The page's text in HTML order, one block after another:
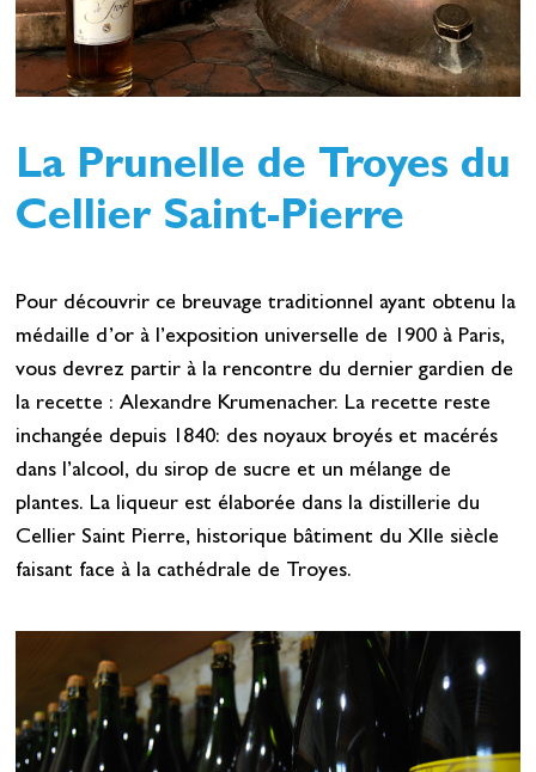
La Prunelle de Troyes du
Cellier Saint-Pierre
Pour découvrir ce breuvage traditionnel ayant obtenu la
médaille d’or à l’exposition universelle de 1900 à Paris,
vous devrez partir à la rencontre du dernier gardien de
la recette : Alexandre Krumenacher. La recette reste
inchangée depuis 1840: des noyaux broyés et macérés
dans l’alcool, du sirop de sucre et un mélange de
plantes. La liqueur est élaborée dans la distillerie du
Cellier Saint Pierre, historique bâtiment du XIIe siècle
faisant face à la cathédrale de Troyes.